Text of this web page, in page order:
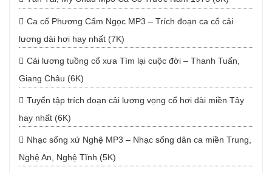
Ca cổ Phương Cẩm Ngọc MP3 – Trích đoạn ca cổ cải
lương dài hơi hay nhất (7K)
Cải lương tuồng cổ xưa Tìm lại cuộc đời – Thanh Tuấn,
Giang Châu (6K)
Tuyển tập trích đoạn cải lương vọng cổ hơi dài miền Tây
hay nhất (6K)
Nhạc sống xứ Nghệ MP3 – Nhạc sống dân ca miền Trung,
Nghệ An, Nghệ Tĩnh (5K)